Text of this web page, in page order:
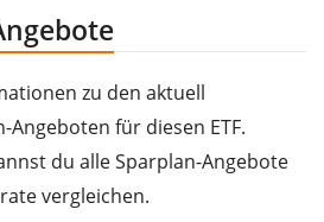
zu den aktuell
für diesen ETF.
du alle Sparplan-Angebote
vergleichen.